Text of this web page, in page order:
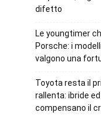
difetto
Le youngtimer
Porsche: i
valgono una
Toyota resta il
rallenta: ibride
compensano il